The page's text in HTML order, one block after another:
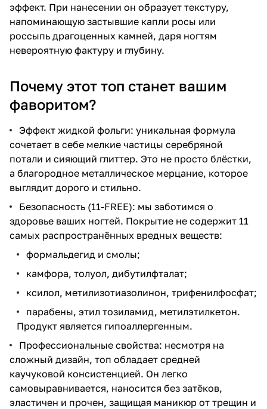
эффект. При нанесении он образует текстуру,
напоминающую застывшие капли росы или
россыпь драгоценных камней, даря ногтям
невероятную фактуру и глубину.
Почему этот топ станет вашим
фаворитом?
Эффект жидкой фольги: уникальная формула
сочетает в себе мелкие частицы серебряной
потали и сияющий глиттер. Это не просто блёстки,
а благородное металлическое мерцание, которое
выглядит дорого и стильно.
Безопасность (11-FREE): мы заботимся о
здоровье ваших ногтей. Покрытие не содержит 11
самых распространённых вредных веществ:
формальдегид и смолы;
камфора, толуол, дибутилфталат;
ксилол, метилизотиазолинон, трифенилфосфат;
парабены, этил тозиламид, метилэтилкетон.
Продукт является гипоаллергенным.
Профессиональные свойства: несмотря на
сложный дизайн, топ обладает средней
каучуковой консистенцией. Он легко
самовыравнивается, наносится без затёков,
эластичен и прочен, защищая маникюр от трещин и